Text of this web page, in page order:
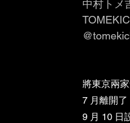
中村トメ
將東京兩
7 月離開
9 月 10 日